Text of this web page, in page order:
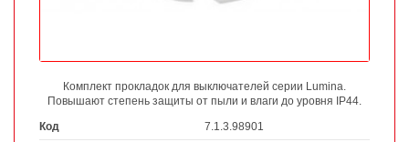
Комплект прокладок для выключателей серии Lumina.
Повышают степень защиты от пыли и влаги до уровня IP44.
Код
7.1.3.98901